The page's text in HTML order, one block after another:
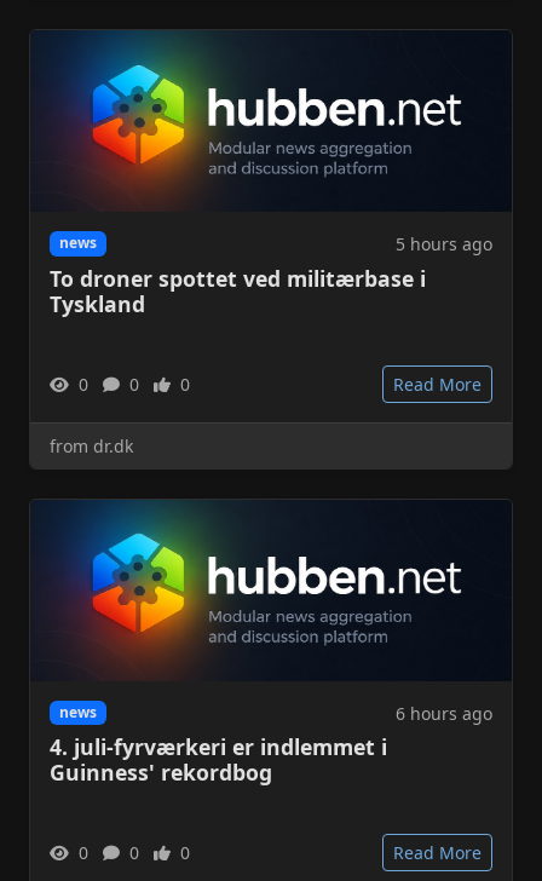
news 5 hours ago
To droner spottet ved militærbase i
Tyskland
0 0 0 Read More
from dr.dk
news 6 hours ago
4. juli-fyrværkeri er indlemmet i
Guinness' rekordbog
0 0 0 Read More